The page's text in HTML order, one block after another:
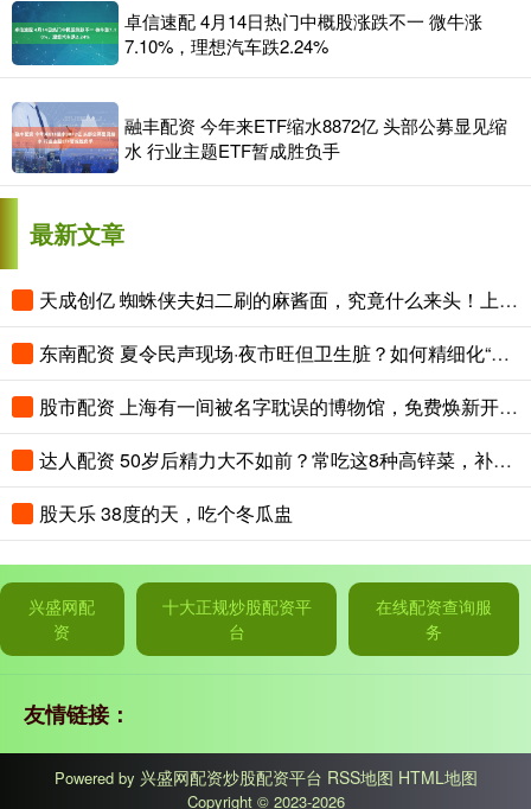
卓信速配 4月14日热门中概股涨跌不一 微牛涨
7.10%，理想汽车跌2.24%
融丰配资 今年来ETF缩水8872亿 头部公募显见缩
水 行业主题ETF暂成胜负手
最新文章
天成创亿 蜘蛛侠夫妇二刷的麻酱面，究竟什么来头！上海这家老字号，最近生意火爆！
东南配资 夏令民声现场·夜市旺但卫生脏？如何精细化“绣”出夜市招牌？
股市配资 上海有一间被名字耽误的博物馆，免费焕新开放！互动体验超好玩！
达人配资 50岁后精力大不如前？常吃这8种高锌菜，补足营养，重回年轻状态
股天乐 38度的天，吃个冬瓜盅
兴盛网配
资
十大正规炒股配资平
台
在线配资查询服
务
友情链接：
Powered by 兴盛网配资炒股配资平台 RSS地图 HTML地图
Copyright © 2023-2026